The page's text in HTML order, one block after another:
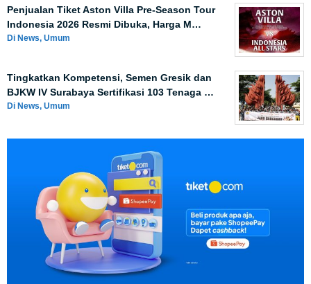
Penjualan Tiket Aston Villa Pre-Season Tour
Indonesia 2026 Resmi Dibuka, Harga M…
Di News, Umum
Tingkatkan Kompetensi, Semen Gresik dan
BJKW IV Surabaya Sertifikasi 103 Tenaga …
Di News, Umum